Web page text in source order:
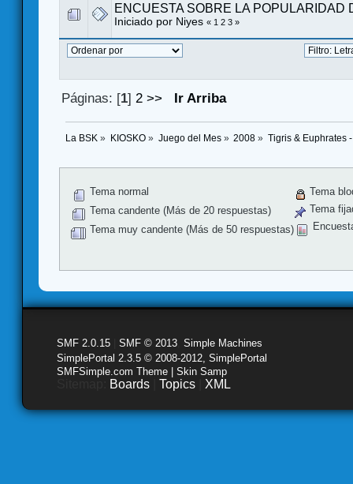
ENCUESTA SOBRE LA POPULARIDAD
Iniciado por Niyes « 1 2 3 »
Páginas: [1] 2 >> Ir Arriba
La BSK » KIOSKO» Juego del Mes» 2008 » Tigris & Euphrates
Tema normal
Tema candente (Más de 20 respuestas)
Tema muy candente (Más de 50 respuestas)
Tema
Tema
SMF 2.0.15 SMF © 2013 Simple Machines
SimplePortal 2.3.5 © 2008-2012, SimplePortal
SMFSimple.com Theme | Skin Samp
Boards Topics XML